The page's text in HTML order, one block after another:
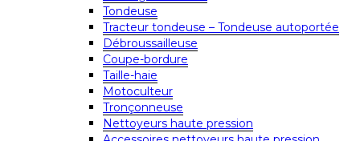
Tondeuse
Tracteur tondeuse – Tondeuse autoportée
Débroussailleuse
Coupe-bordure
Taille-haie
Motoculteur
Tronçonneuse
Nettoyeurs haute pression